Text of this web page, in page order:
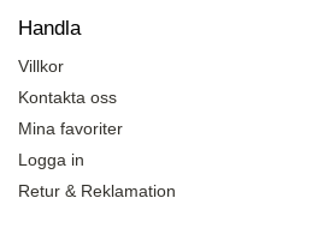
Handla
Villkor
Kontakta oss
Mina favoriter
Logga in
Retur & Reklamation